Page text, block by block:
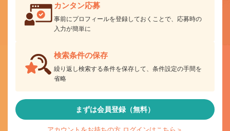
カンタン応募
事前にプロフィールを登録しておくことで、応募時の
入力が簡単に
検索条件の保存
繰り返し検索する条件を保存して、条件設定の手間を
省略
まずは会員登録（無料）